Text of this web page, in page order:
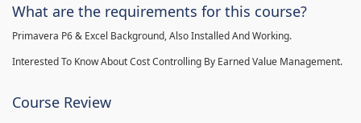
What are the requirements for this course?
Primavera P6 & Excel Background, Also Installed And Working.
Interested To Know About Cost Controlling By Earned Value Management.
Course Review